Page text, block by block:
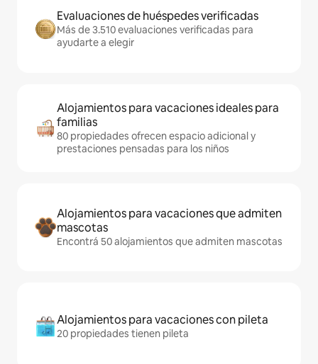
Evaluaciones de huéspedes verificadas
Más de 3.510 evaluaciones verificadas para
ayudarte a elegir
Alojamientos para vacaciones ideales para
familias
80 propiedades ofrecen espacio adicional y
prestaciones pensadas para los niños
Alojamientos para vacaciones que admiten
mascotas
Encontrá 50 alojamientos que admiten mascotas
Alojamientos para vacaciones con pileta
20 propiedades tienen pileta